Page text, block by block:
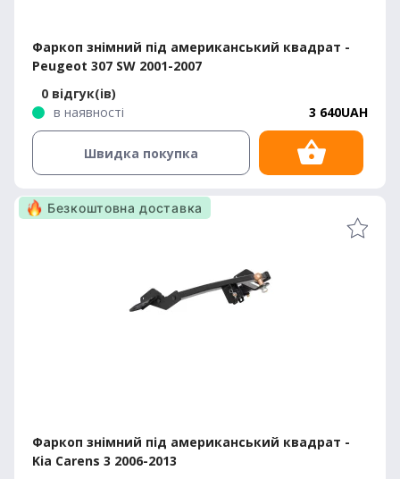
Фаркоп знімний під американський квадрат -
Peugeot 307 SW 2001-2007
0 відгук(ів)
в наявності
3 640UAH
Швидка покупка
Фаркоп знімний під американський квадрат -
Kia Carens 3 2006-2013
Безкоштовна доставка